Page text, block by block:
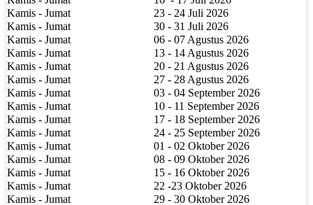
Kamis - Jumat
23 - 24 Juli 2026
Kamis - Jumat
30 - 31 Juli 2026
Kamis - Jumat
06 - 07 Agustus 2026
Kamis - Jumat
13 - 14 Agustus 2026
Kamis - Jumat
20 - 21 Agustus 2026
Kamis - Jumat
27 - 28 Agustus 2026
Kamis - Jumat
03 - 04 September 2026
Kamis - Jumat
10 - 11 September 2026
Kamis - Jumat
17 - 18 September 2026
Kamis - Jumat
24 - 25 September 2026
Kamis - Jumat
01 - 02 Oktober 2026
Kamis - Jumat
08 - 09 Oktober 2026
Kamis - Jumat
15 - 16 Oktober 2026
Kamis - Jumat
22 -23 Oktober 2026
Kamis - Jumat
29 - 30 Oktober 2026